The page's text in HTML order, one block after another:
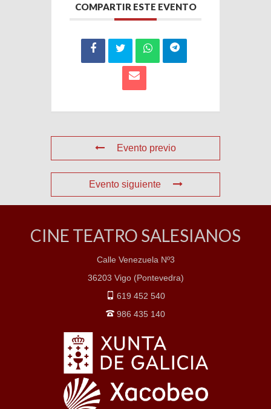
COMPARTIR ESTE EVENTO
Evento previo
Evento siguiente
CINE TEATRO SALESIANOS
Calle Venezuela Nº3
36203 Vigo (Pontevedra)
619 452 540
986 435 140